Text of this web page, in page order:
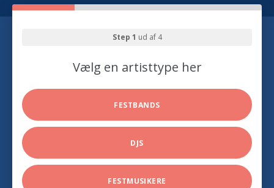
Step 1 ud af 4
Vælg en artisttype her
FESTBANDS
DJS
FESTMUSIKERE